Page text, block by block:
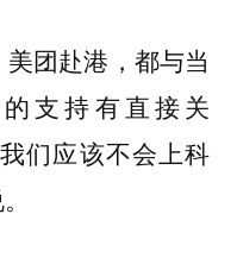
团赴港，都与当
支持有直接关
们应该不会上科